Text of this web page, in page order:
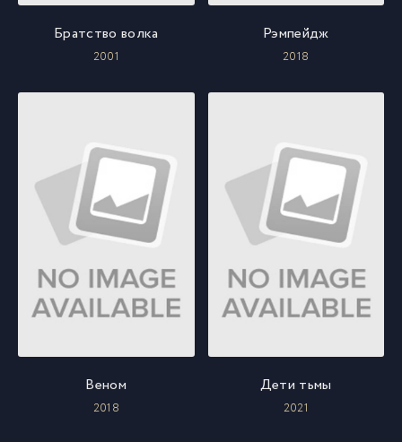
Братство волка
2001
Рэмпейдж
2018
Веном
2018
Дети тьмы
2021